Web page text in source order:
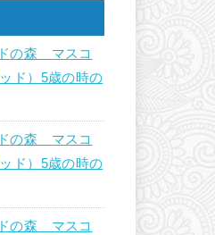
の森 マスコ
ド）5歳の時の
の森 マスコ
ド）5歳の時の
の森 マスコ